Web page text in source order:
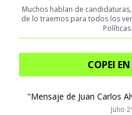
Muchos hablan de candidaturas,
de lo traemos para todos los
COPEI
"Mensaje de Juan Carlos
Julio